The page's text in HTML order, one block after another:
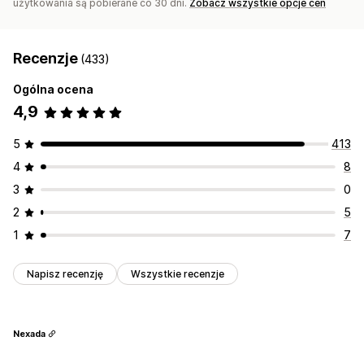
użytkowania są pobierane co 30 dni. Zobacz wszystkie opcje cen
Recenzje (433)
Ogólna ocena
4,9
5
413
4
8
3
0
2
5
1
7
Napisz recenzję Wszystkie recenzje
Nexada